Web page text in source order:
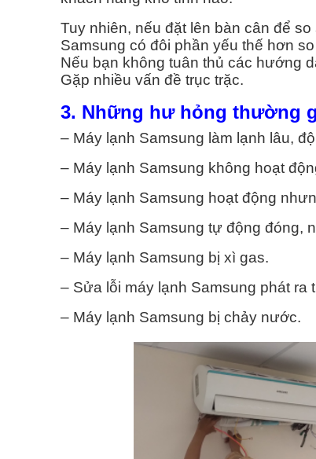
Tuy nhiên, nếu đặt lên bàn cân để
Samsung có đôi phần yếu thế hơn
Nếu bạn không tuân thủ các hướng
Gặp nhiều vấn đề trục trặc.
3. Những hư hỏng thường
– Máy lạnh Samsung làm lạnh lâu,
– Máy lạnh Samsung không hoạt
– Máy lạnh Samsung hoạt động
– Máy lạnh Samsung tự động đóng,
– Máy lạnh Samsung bị xì gas.
– Sửa lỗi máy lạnh Samsung phát ra
– Máy lạnh Samsung bị chảy nước.